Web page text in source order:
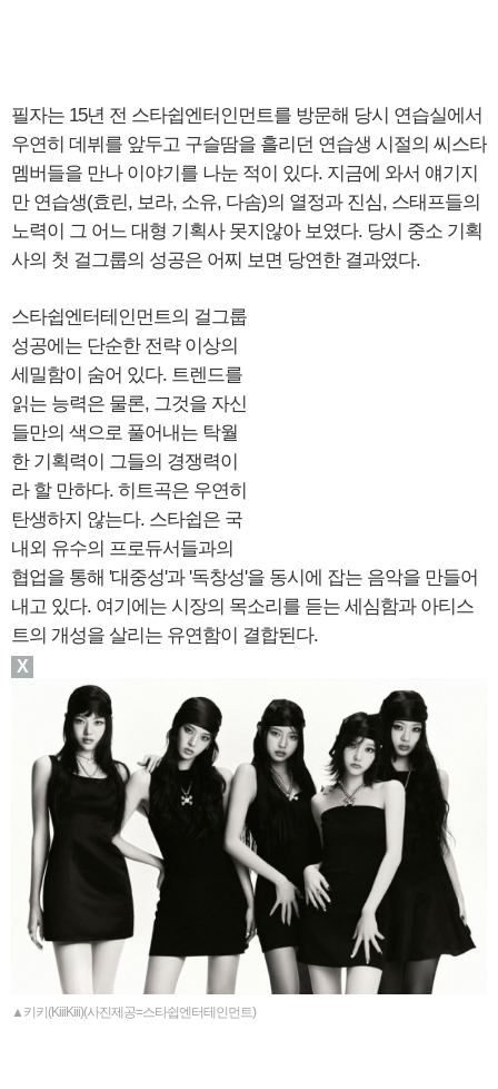
필자는 15년 전 스타쉽엔터인먼트를 방문해 당시 연습실에서
우연히 데뷔를 앞두고 구슬땀을 흘리던 연습생 시절의 씨스타
멤버들을 만나 이야기를 나눈 적이 있다. 지금에 와서 얘기지
만 연습생(효린, 보라, 소유, 다솜)의 열정과 진심, 스태프들의
노력이 그 어느 대형 기획사 못지않아 보였다. 당시 중소 기획
사의 첫 걸그룹의 성공은 어찌 보면 당연한 결과였다.
스타쉽엔터테인먼트의 걸그룹
성공에는 단순한 전략 이상의
세밀함이 숨어 있다. 트렌드를
읽는 능력은 물론, 그것을 자신
들만의 색으로 풀어내는 탁월
한 기획력이 그들의 경쟁력이
라 할 만하다. 히트곡은 우연히
탄생하지 않는다. 스타쉽은 국
내외 유수의 프로듀서들과의
협업을 통해 '대중성'과 '독창성'을 동시에 잡는 음악을 만들어
내고 있다. 여기에는 시장의 목소리를 듣는 세심함과 아티스
트의 개성을 살리는 유연함이 결합된다.
▲키키(KiiiKiii)(사진제공=스타쉽엔터테인먼트)
X